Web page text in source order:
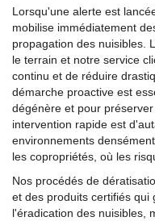
Lorsqu'une alerte est
mobilise immédiatement
propagation des nuisibles.
le terrain et notre service
continu et de réduire
démarche proactive est
dégénère et pour
intervention rapide est
environnements
les copropriétés, où les
Nos procédés de
et des produits certifiés qui
l'éradication des nuisibles,